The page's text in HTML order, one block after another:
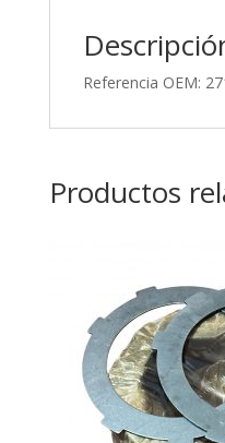
Referencia OEM:
Productos